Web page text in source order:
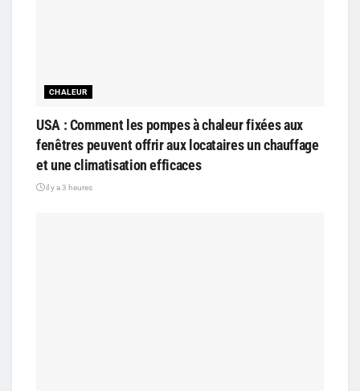
CHALEUR
USA : Comment les pompes à chaleur fixées aux
fenêtres peuvent offrir aux locataires un chauffage
et une climatisation efficaces
il y a 3 heures